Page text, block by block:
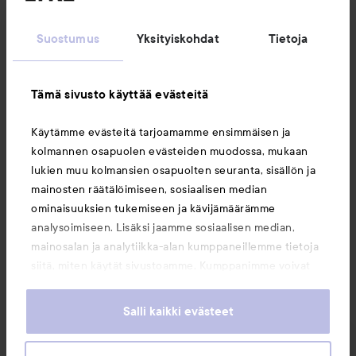
Suostumus Yksityiskohdat Tietoja
Tämä sivusto käyttää evästeitä
Käytämme evästeitä tarjoamamme ensimmäisen ja
kolmannen osapuolen evästeiden muodossa, mukaan
lukien muu kolmansien osapuolten seuranta, sisällön ja
mainosten räätälöimiseen, sosiaalisen median
ominaisuuksien tukemiseen ja kävijämäärämme
analysoimiseen. Lisäksi jaamme sosiaalisen median,
mainosalan ja analytiikka-alan kumppaneillemme tietoja
heille tai joita on kerätty, kun olet käyttänyt heidän
evästeiden käytön.
Salli kaikki evästeet
Asiakaspalvelu
Tietoja
Saattaisit myös tykätä